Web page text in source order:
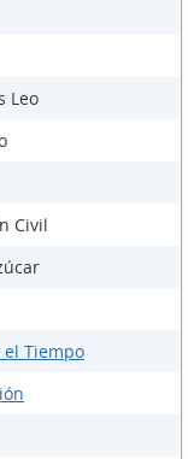
Leo
Civil
el Tiempo